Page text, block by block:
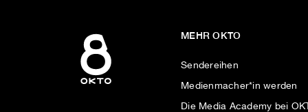
MEHR OKTO
Sendereihen
Medienmacher*in werden
Die Media Academy bei